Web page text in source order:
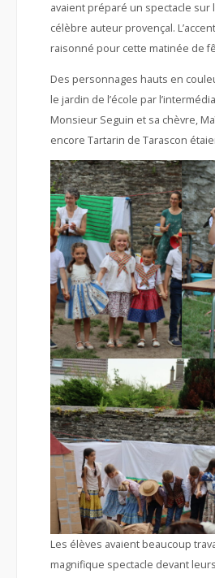
avaient préparé un spectacle sur
célèbre auteur provençal.
raisonné pour cette matinée de
Des personnages hauts en
le jardin de l’école par
Monsieur Seguin et sa chèvre,
encore Tartarin de Tarascon
Les élèves avaient beaucoup
magnifique spectacle devant